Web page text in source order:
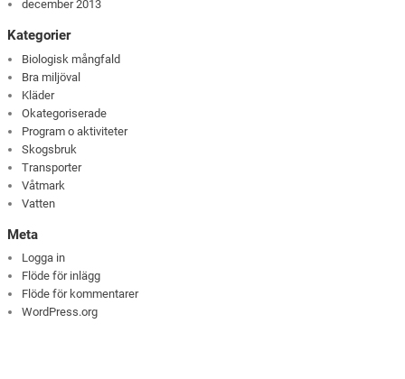
december 2013
Kategorier
Biologisk mångfald
Bra miljöval
Kläder
Okategoriserade
Program o aktiviteter
Skogsbruk
Transporter
Våtmark
Vatten
Meta
Logga in
Flöde för inlägg
Flöde för kommentarer
WordPress.org